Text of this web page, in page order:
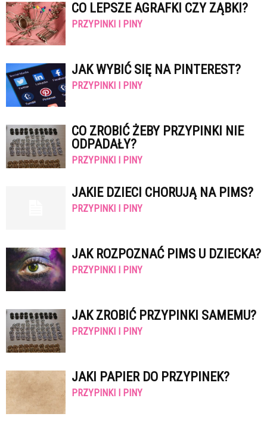
CO LEPSZE AGRAFKI CZY ZĄBKI?
PRZYPINKI I PINY
JAK WYBIĆ SIĘ NA PINTEREST?
PRZYPINKI I PINY
CO ZROBIĆ ŻEBY PRZYPINKI NIE
ODPADAŁY?
PRZYPINKI I PINY
JAKIE DZIECI CHORUJĄ NA PIMS?
PRZYPINKI I PINY
JAK ROZPOZNAĆ PIMS U DZIECKA?
PRZYPINKI I PINY
JAK ZROBIĆ PRZYPINKI SAMEMU?
PRZYPINKI I PINY
JAKI PAPIER DO PRZYPINEK?
PRZYPINKI I PINY